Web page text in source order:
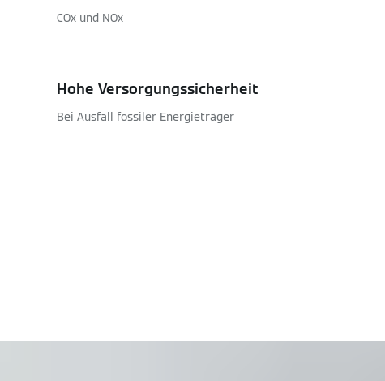
COx und NOx
Hohe Versorgungssicherheit
Bei Ausfall fossiler Energieträger